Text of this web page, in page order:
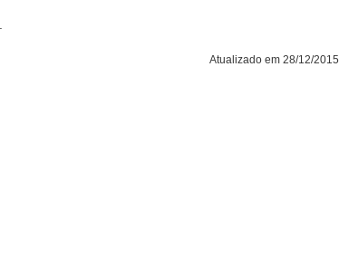
Atualizado em 28/12/2015